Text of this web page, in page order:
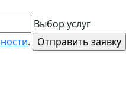
Выбор услуг
.